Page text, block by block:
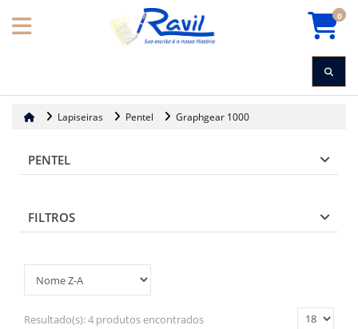
0
Lapiseiras Pentel Graphgear 1000
PENTEL
FILTROS
Resultado(s):4 produtos encontrados